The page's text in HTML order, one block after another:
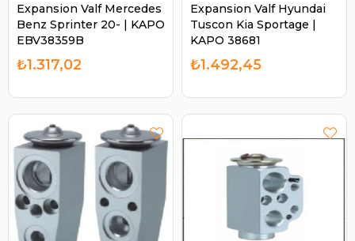
Expansion Valf Mercedes
Benz Sprinter 20- | KAPO
EBV38359B
₺1.317,02
Expansion Valf Hyundai
Tuscon Kia Sportage |
KAPO 38681
₺1.492,45